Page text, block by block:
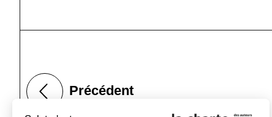
Précédent